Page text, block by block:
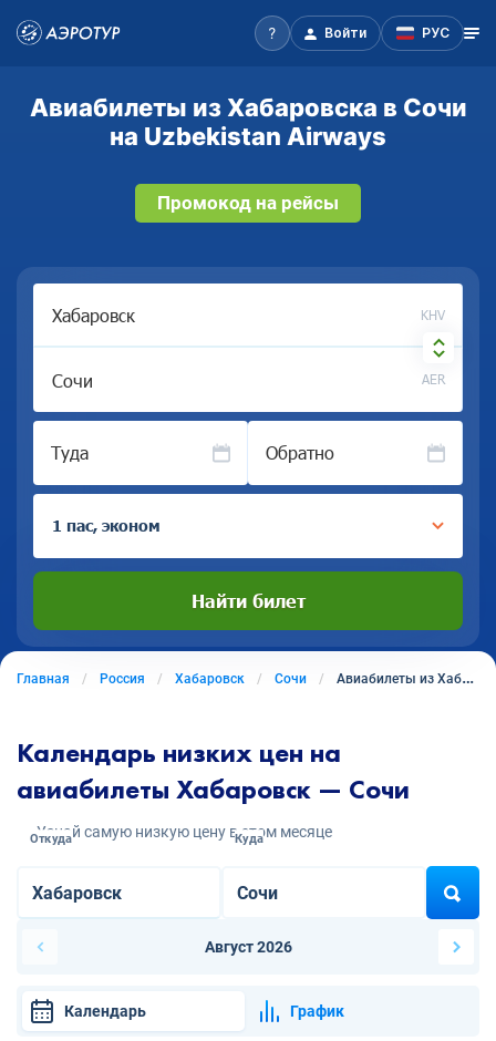
Войти РУС
Авиабилеты из Хабаровска в Сочи
на Uzbekistan Airways
Промокод на рейсы
KHV
AER
Туда Обратно
1 пас, эконом
Найти билет
Главная Россия Хабаровск Сочи Авиабилеты из Хабаровска в Сочи
Календарь низких цен на
авиабилеты Хабаровск — Сочи
Узнай самую низкую цену в этом месяце
Откуда Куда
Август 2026
Календарь График